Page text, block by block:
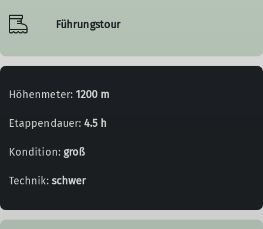
Führungstour
Höhenmeter: 1200 m
Etappendauer:4.5 h
Kondition: groß
Technik: schwer